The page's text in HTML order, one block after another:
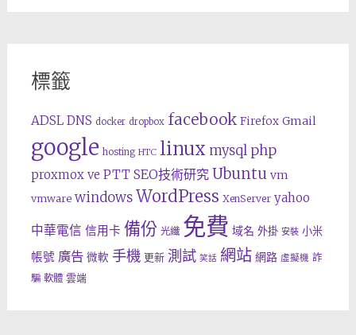
標籤
ADSL DNS docker dropbox facebook Firefox Gmail
google hosting HTC linux mysql php
proxmox ve PTT SEO技術研究 Ubuntu vm
vmware windows WordPress XenServer yahoo
中華電信 信用卡 備份 光纖 免費 域名 外掛 安裝 小米
帳號 廣告 微軟 手機 更新 測試 笑話 網站 網路 虛擬機 詐
騙 軟體 雲端